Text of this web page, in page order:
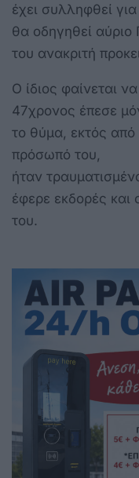
έχει συλληφθεί
θα οδηγηθεί
του ανακριτή
Ο ίδιος φαίνεται
47χρονος έπεσε
το θύμα, εκτός
πρόσωπό του,
ήταν
έφερε εκδορές
του.